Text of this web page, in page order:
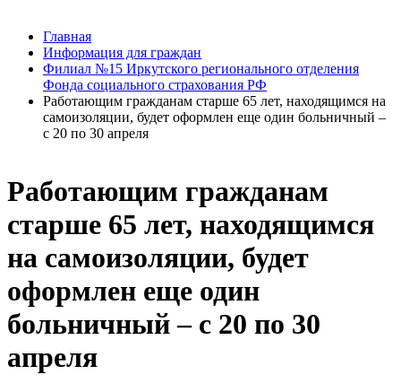
Работающим гражданам
старше 65 лет, находящимся
на самоизоляции, будет
оформлен еще один
больничный – с 20 по 30
апреля
Главная
Информация для граждан
Филиал №15 Иркутского регионального отделения
Фонда социального страхования РФ
Работающим гражданам старше 65 лет, находящимся на
самоизоляции, будет оформлен еще один больничный –
с 20 по 30 апреля